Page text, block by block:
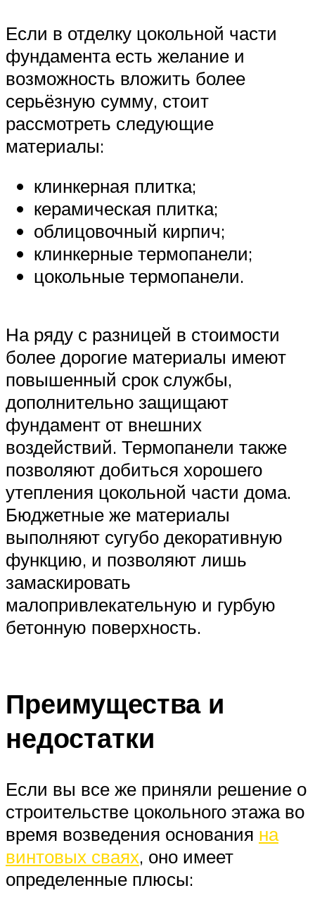
Если в отделку цокольной части
фундамента есть желание и
возможность вложить более
серьёзную сумму, стоит
рассмотреть следующие
материалы:
клинкерная плитка;
керамическая плитка;
облицовочный кирпич;
клинкерные термопанели;
цокольные термопанели.
На ряду с разницей в стоимости
более дорогие материалы имеют
повышенный срок службы,
дополнительно защищают
фундамент от внешних
воздействий. Термопанели также
позволяют добиться хорошего
утепления цокольной части дома.
Бюджетные же материалы
выполняют сугубо декоративную
функцию, и позволяют лишь
замаскировать
малопривлекательную и гурбую
бетонную поверхность.
Преимущества и
недостатки
Если вы все же приняли решение о
строительстве цокольного этажа во
время возведения основания на
винтовых сваях, оно имеет
определенные плюсы: